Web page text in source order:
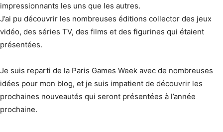
impressionnants les uns que les autres.
J’ai pu découvrir les nombreuses éditions collector des jeux
vidéo, des séries TV, des films et des figurines qui étaient
présentées.
Je suis reparti de la Paris Games Week avec de nombreuses
idées pour mon blog, et je suis impatient de découvrir les
prochaines nouveautés qui seront présentées à l’année
prochaine.